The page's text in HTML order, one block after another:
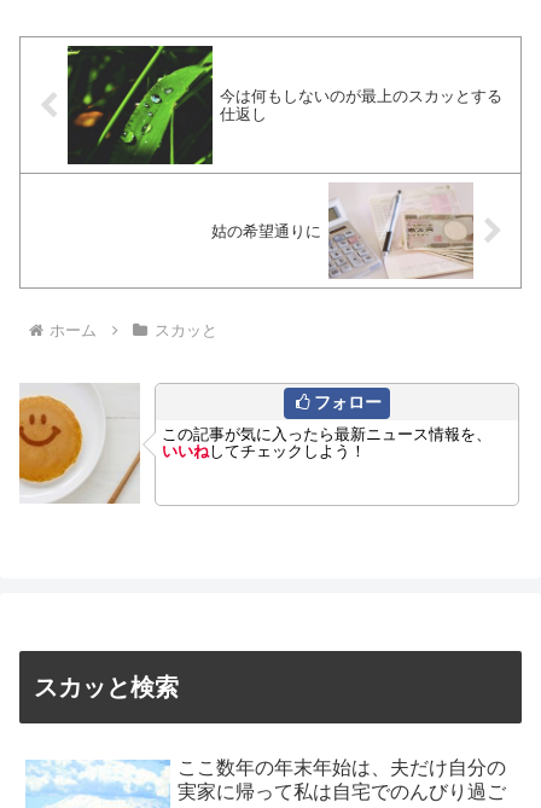
今は何もしないのが最上のスカッとする
仕返し
姑の希望通りに
ホーム スカッと
フォロー
この記事が気に入ったら最新ニュース情報を、
いいねしてチェックしよう！
スカッと検索
ここ数年の年末年始は、夫だけ自分の
実家に帰って私は自宅でのんびり過ご